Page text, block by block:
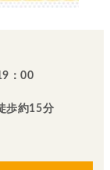
：00
歩約15分